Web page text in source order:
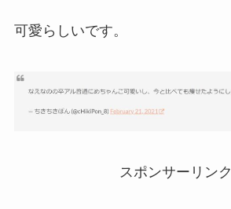
可愛らしいです。
スポンサーリンク